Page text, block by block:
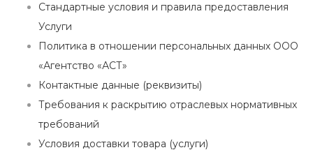
Стандартные условия и правила предоставления
Услуги
Политика в отношении персональных данных ООО
«Агентство «АСТ»
Контактные данные (реквизиты)
Требования к раскрытию отраслевых нормативных
требований
Условия доставки товара (услуги)